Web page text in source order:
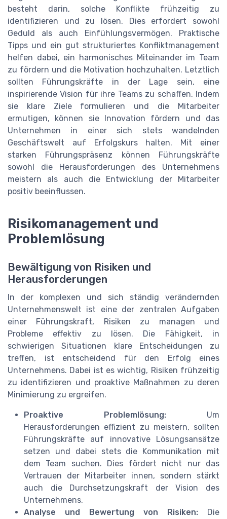
besteht darin, solche Konflikte frühzeitig zu
identifizieren und zu lösen. Dies erfordert sowohl
Geduld als auch Einfühlungsvermögen. Praktische
Tipps und ein gut strukturiertes Konfliktmanagement
helfen dabei, ein harmonisches Miteinander im Team
zu fördern und die Motivation hochzuhalten. Letztlich
sollten Führungskräfte in der Lage sein, eine
inspirierende Vision für ihre Teams zu schaffen. Indem
sie klare Ziele formulieren und die Mitarbeiter
ermutigen, können sie Innovation fördern und das
Unternehmen in einer sich stets wandelnden
Geschäftswelt auf Erfolgskurs halten. Mit einer
starken Führungspräsenz können Führungskräfte
sowohl die Herausforderungen des Unternehmens
meistern als auch die Entwicklung der Mitarbeiter
positiv beeinflussen.
Risikomanagement und
Problemlösung
Bewältigung von Risiken und
Herausforderungen
In der komplexen und sich ständig verändernden
Unternehmenswelt ist eine der zentralen Aufgaben
einer Führungskraft, Risiken zu managen und
Probleme effektiv zu lösen. Die Fähigkeit, in
schwierigen Situationen klare Entscheidungen zu
treffen, ist entscheidend für den Erfolg eines
Unternehmens. Dabei ist es wichtig, Risiken frühzeitig
zu identifizieren und proaktive Maßnahmen zu deren
Minimierung zu ergreifen.
Proaktive Problemlösung: Um
Herausforderungen effizient zu meistern, sollten
Führungskräfte auf innovative Lösungsansätze
setzen und dabei stets die Kommunikation mit
dem Team suchen. Dies fördert nicht nur das
Vertrauen der Mitarbeiter innen, sondern stärkt
auch die Durchsetzungskraft der Vision des
Unternehmens.
Analyse und Bewertung von Risiken: Die